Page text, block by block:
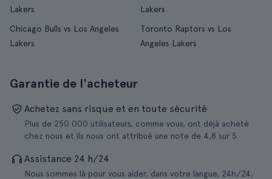
Lakers
Lakers
Chicago Bulls vs Los Angeles
Lakers
Toronto Raptors vs Los
Angeles Lakers
Garantie de l'acheteur
Achetez sans risque et en toute sécurité
Plus de 250 000 utilisateurs, comme vous, ont déjà acheté
chez nous et ils nous ont attribué une note de 4,8 sur 5.
Assistance 24 h/24
Nous sommes là pour vous aider, dans votre langue, 24h/24,